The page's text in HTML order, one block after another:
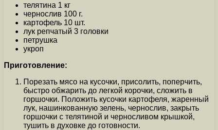
телятина 1 кг
чернослив 100 г.
картофель 10 шт.
лук репчатый 3 головки
петрушка
укроп
Приготовление:
Порезать мясо на кусочки, присолить, поперчить,
быстро обжарить до легкой корочки, сложить в
горшочки. Положить кусочки картофеля, жаренный
лук, нашинкованную зелень, чернослив, закрыть
горшочки с телятиной и черносливом крышкой,
тушить в духовке до готовности.